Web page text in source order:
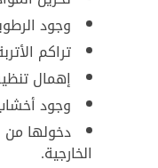
وجود
تراكم
إهمال
وجود
دخولها من
الخارجية.